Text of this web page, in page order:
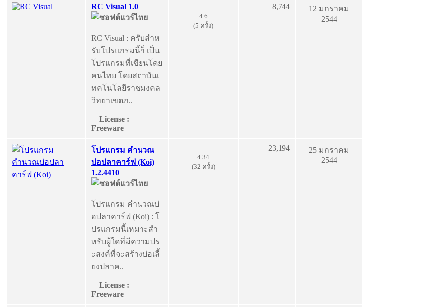
RC Visual 1.0
RC Visual : ครับสำห
รับโปรแกรมนี้ก็ เป็น
โปรแกรมที่เขียนโดย
คนไทย โดยสถาบันเ
ทคโนโลยีราชมงคล
วิทยาเขตภ..
License :
Freeware
4.6
(5 ครั้ง)
8,744
12 มกราคม
2544
โปรแกรม คำนวณ
บ่อปลาคาร์ฟ (Koi)
1.2.4410
โปรแกรม คำนวณบ่
อปลาคาร์ฟ (Koi) : โ
ปรแกรมนี้เหมาะสำ
หรับผู้ใดที่มีความปร
ะสงค์ที่จะสร้างบ่อเลี้
ยงปลาค..
License :
Freeware
4.34
(32 ครั้ง)
23,194
25 มกราคม
2544